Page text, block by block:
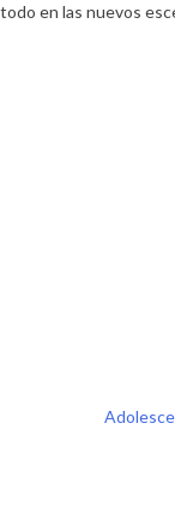
en las nuevos